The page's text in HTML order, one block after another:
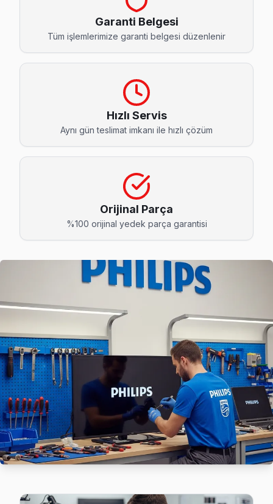
Ataköy 3-4-11. Kısım Philips Servis
Bakırköy'da Ataköy 3-4-11. Kısım mahallesi için Philips
Philips Servis Merkezi →
Ataköy 7-8-9-10. Kısım Philips Servis
Ataköy 7-8-9-10. Kısım mahallesi Philips TV servis
Bakırköy TV Servis Merkezi →
Basınköy Philips Servis
Philips TV'de T-Con kart arızası Basınköy mahallesinde
Basınköy Philips Anakart Tamiri →
Cevizlik Philips Servis
Philips TV'niz Cevizlik'de arıza yaptıysa taşımanıza
Florya Philips Servis
Florya'den gelen Philips TV arızaları arasında en sık güç
Florya Philips Anakart Tamiri →
Kartaltepe Philips Servis
Philips TV'niz Kartaltepe'de arıza yaptıysa taşımanıza
Kartaltepe Philips Anakart Tamiri →
Osmaniye Philips Servis
Osmaniye'de Philips TV ekran değişimi gerekebilir mi?
Osmaniye Philips Anakart Tamiri →
Garanti Belgesi
Tüm işlemlerimize garanti belgesi düzenlenir
Hızlı Servis
Aynı gün teslimat imkanı ile hızlı çözüm
Orijinal Parça
%100 orijinal yedek parça garantisi